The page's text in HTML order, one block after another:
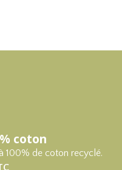
coton
100% de coton recyclé.